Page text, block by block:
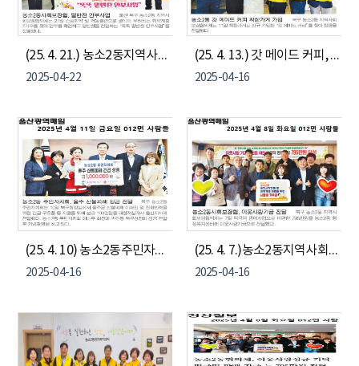
(25. 4. 21.) 농소2동지역사회보장협의체, 똑똑 밑반찬 안부사업
2025-04-22
(25. 4. 13.) 갓 메이드 커피, 착한가게 현판 전달식
2025-04-16
(25. 4. 10) 농소2동주민자치회, 울주 산불피해 긴급 성금 지원)
2025-04-16
(25. 4. 7.)농소2동지역사회보장협의체, 이웃사랑 성금 전달식
2025-04-16